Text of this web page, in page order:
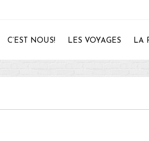
C’EST NOUS! LES VOYAGES LA